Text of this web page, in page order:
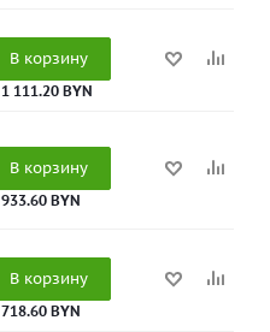
В корзину
1 111.20 BYN
В корзину
933.60 BYN
В корзину
718.60 BYN